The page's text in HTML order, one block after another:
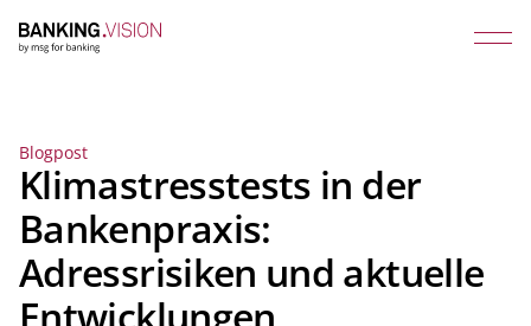
Blogpost
Klimastresstests in der
Bankenpraxis:
Adressrisiken und aktuelle